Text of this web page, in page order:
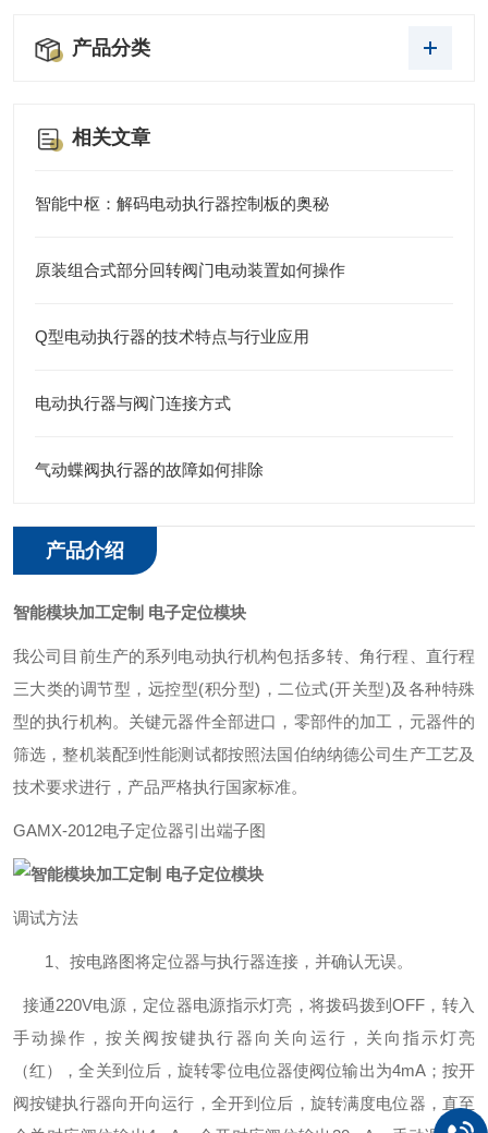
产品分类
相关文章
智能中枢：解码电动执行器控制板的奥秘
原装组合式部分回转阀门电动装置如何操作
Q型电动执行器的技术特点与行业应用
电动执行器与阀门连接方式
气动蝶阀执行器的故障如何排除
产品介绍
智能模块加工定制 电子定位模块
我公司目前生产的系列电动执行机构包括多转、角行程、直行程
三大类的调节型，远控型(积分型)，二位式(开关型)及各种特殊
型的执行机构。关键元器件全部进口，零部件的加工，元器件的
筛选，整机装配到性能测试都按照法国伯纳纳德公司生产工艺及
技术要求进行，产品严格执行国家标准。
GAMX-2012电子定位器引出端子图
调试方法
1、按电路图将定位器与执行器连接，并确认无误。
接通220V电源，定位器电源指示灯亮，将拨码拨到OFF，转入
手动操作，按关阀按键执行器向关向运行，关向指示灯亮
（红），全关到位后，旋转零位电位器使阀位输出为4mA；按开
阀按键执行器向开向运行，全开到位后，旋转满度电位器，直至